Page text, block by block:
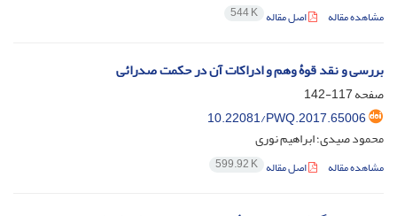
مشاهده مقاله اصل مقاله 544 K
بررسی و نقد قوۀ وهم و ادراکات آن در حکمت صدرائی
صفحه117-142
10.22081/PWQ.2017.65006
محمود صیدی؛ ابراهیم نوری
مشاهده مقاله اصل مقاله 599.92 K